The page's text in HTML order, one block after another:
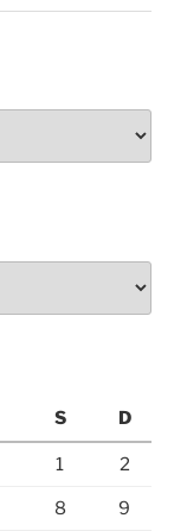
S D
1 2
8 9